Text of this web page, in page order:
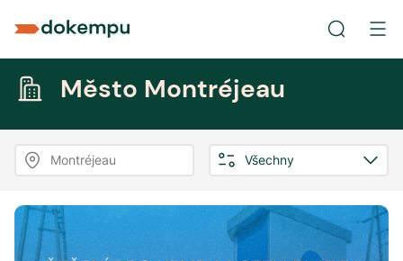
Město Montréjeau
Montréjeau Všechny